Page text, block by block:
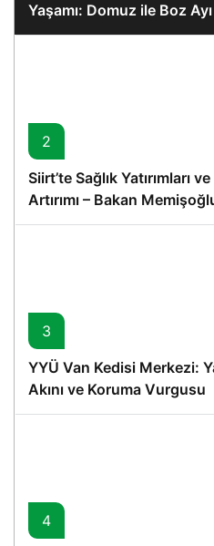
Yaşamı: Domuz ile Boz
2
Siirt’te Sağlık Yatırımları
Artırımı – Bakan
3
YYÜ Van Kedisi Merkezi:
Akını ve Koruma Vurgusu
4